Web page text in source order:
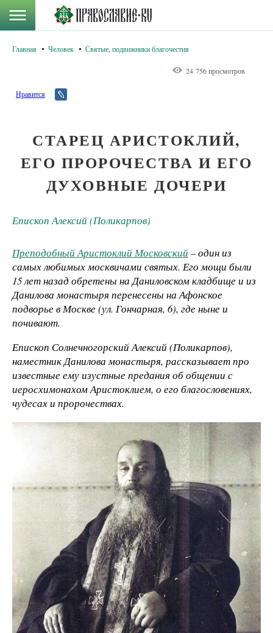
Главная Человек Святые, подвижники благочестия
24 756 просмотров
Нравится
СТАРЕЦ АРИСТОКЛИЙ,
ЕГО ПРОРОЧЕСТВА И ЕГО
ДУХОВНЫЕ ДОЧЕРИ
Епископ Алексий (Поликарпов)
Преподобный Аристоклий Московский– один из
самых любимых москвичами святых. Его мощи были
15 лет назад обретены на Даниловском кладбище и из
Данилова монастыря перенесены на Афонское
подворье в Москве (ул. Гончарная, 6), где ныне и
почивают.
Епископ Солнечногорский Алексий (Поликарпов),
наместник Данилова монастыря, рассказывает про
известные ему изустные предания об общении с
иеросхимонахом Аристоклием, о его благословениях,
чудесах и пророчествах.